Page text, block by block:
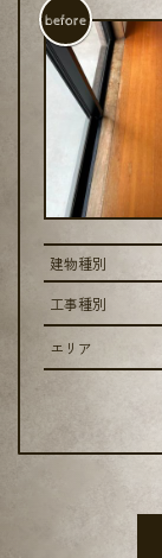
before
建物種別
工事種別
エリア